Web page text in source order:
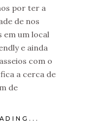
por ter a
de nos
em um local
e ainda
com o
a cerca de
de